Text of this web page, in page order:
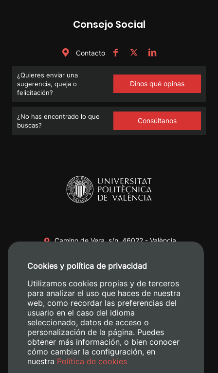
Consejo Social
Contacto
¿Quieres enviar una
sugerencia, queja o
felicitación?
Dinos qué opinas
¿No has encontrado lo que
buscas?
Consúltanos
Camino de Vera, s/n. 46022 - València
+34 620 04 00 50
Cookies y política de privacidad
Utilizamos cookies propias y de terceros
para analizar el uso que haces de nuestra
web, como recordar las preferencias del
usuario en el caso del idioma
seleccionado, datos de acceso o
personalización de la página. Puedes
obtener más información, o bien conocer
cómo cambiar la configuración, en
nuestra Política de cookies